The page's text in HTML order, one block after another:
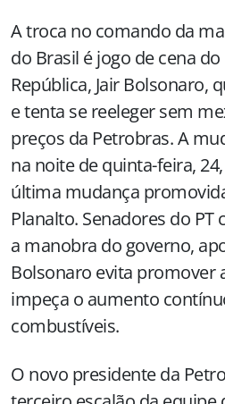
A troca no comando da
do Brasil é jogo de cena
República, Jair Bolsonaro,
e tenta se reeleger sem
preços da Petrobras. A
na noite de quinta-feira,
última mudança
Planalto. Senadores do
a manobra do governo,
Bolsonaro evita promover
impeça o aumento
combustíveis.
O novo presidente da